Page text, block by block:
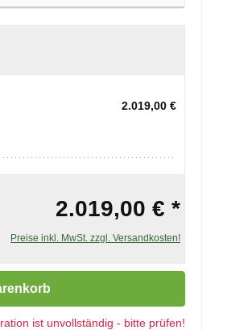
2.019,00 €
2.019,00 € *
Preise inkl. MwSt. zzgl. Versandkosten!
Wert ein oder benutze die Schaltflächen um
ist unvollständig - bitte prüfen!